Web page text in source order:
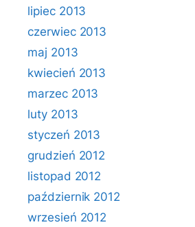
lipiec 2013
czerwiec 2013
maj 2013
kwiecień 2013
marzec 2013
luty 2013
styczeń 2013
grudzień 2012
listopad 2012
październik 2012
wrzesień 2012